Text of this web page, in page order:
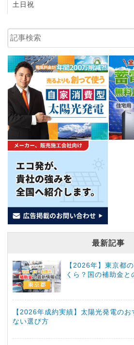
土日祝
最新記事
【2026年】東京都
くら？国の補助金と
【2026年成約実績】太陽光発電の
ない選び方